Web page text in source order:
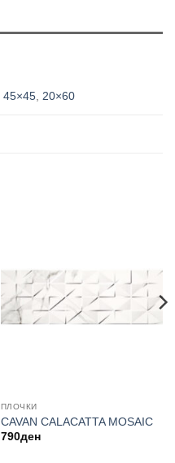
45×45 20×60
ПЛОЧКИ
CAVAN CALACATTA MOSAIC
790ден